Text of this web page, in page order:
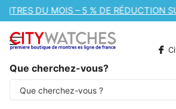
VENTE DE MONTRES CASIO – 10 % DE
Que cherchez-vous?
Une partie du contenu